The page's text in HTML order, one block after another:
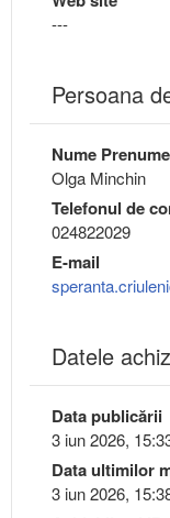
---
Persoana
Nume Prenume
Olga Minchin
Telefonul de
024822029
E-mail
Datele
Data publicării
3 iun 2026,
Data ultimilor
3 iun 2026,